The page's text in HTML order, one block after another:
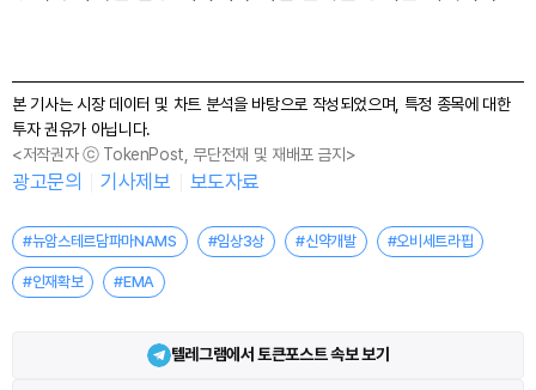
본 기사는 시장 데이터 및 차트 분석을 바탕으로 작성되었으며, 특정 종목에 대한
투자 권유가 아닙니다.
<저작권자 ⓒ TokenPost, 무단전재 및 재배포 금지>
광고문의 기사제보 보도자료
#뉴암스테르담파마NAMS #임상3상 #신약개발 #오비세트라핍
#인재확보 #EMA
텔레그램에서 토큰포스트 속보 보기